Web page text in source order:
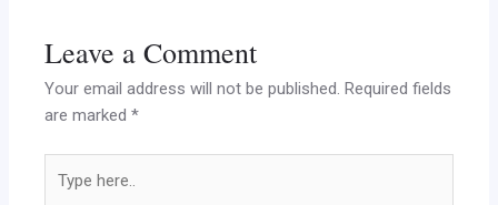
Leave a Comment
Your email address will not be published. Required fields
are marked*
here..